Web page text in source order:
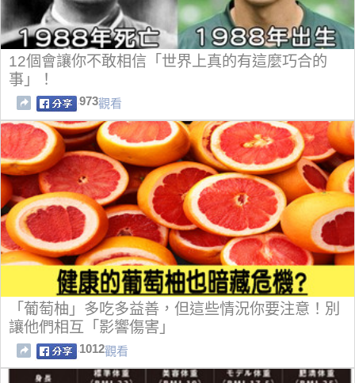
12個會讓你不敢相信「世界上真的有這麼巧合的
事」！
973觀看
「葡萄柚」多吃多益善，但這些情況你要注意！別
讓他們相互「影響傷害」
1012觀看